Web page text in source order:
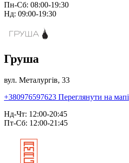
Пн-Сб: 08:00-19:30
Нд: 09:00-19:30
Груша
вул. Металургів, 33
+380976597623 Переглянути на мапі
Нд-Чт: 12:00-20:45
Пт-Сб: 12:00-21:45